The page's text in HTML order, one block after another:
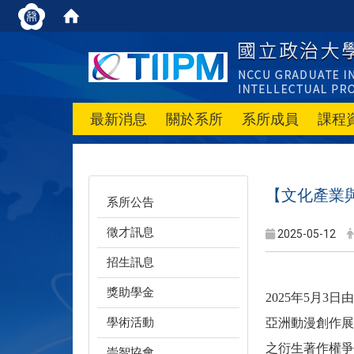
最新消息 關於系所 系所成員 課程
系所公告
徵才訊息
招生訊息
獎助學金
學術活動
【文化產
2025-05-12
2025年5月3日
亞洲動漫創作
之衍生著作權